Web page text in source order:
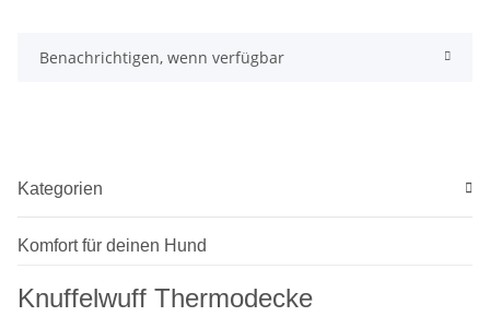
Benachrichtigen, wenn verfügbar
Kategorien
Komfort für deinen Hund
Knuffelwuff Thermodecke